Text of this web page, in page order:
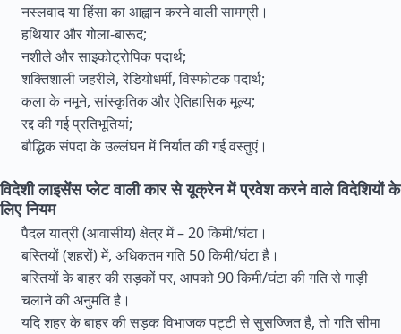
नस्लवाद या हिंसा का आह्वान करने वाली सामग्री।
हथियार और गोला-बारूद;
नशीले और साइकोट्रोपिक पदार्थ;
शक्तिशाली जहरीले, रेडियोधर्मी, विस्फोटक पदार्थ;
कला के नमूने, सांस्कृतिक और ऐतिहासिक मूल्य;
रद्द की गई प्रतिभूतियां;
बौद्धिक संपदा के उल्लंघन में निर्यात की गई वस्तुएं।
विदेशी लाइसेंस प्लेट वाली कार से यूक्रेन में प्रवेश करने वाले विदेशियों के
लिए नियम
पैदल यात्री (आवासीय) क्षेत्र में – 20 किमी/घंटा।
बस्तियों (शहरों) में, अधिकतम गति 50 किमी/घंटा है।
बस्तियों के बाहर की सड़कों पर, आपको 90 किमी/घंटा की गति से गाड़ी
चलाने की अनुमति है।
यदि शहर के बाहर की सड़क विभाजक पट्टी से सुसज्जित है, तो गति सीमा